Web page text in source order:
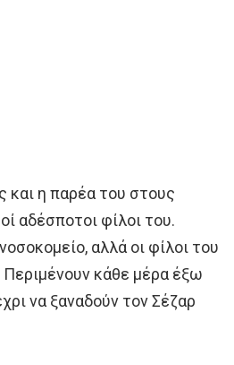
και η παρέα του στους
αδέσποτοι φίλοι του.
αλλά οι φίλοι του
κάθε μέρα έξω
να ξαναδούν τον Σέζαρ